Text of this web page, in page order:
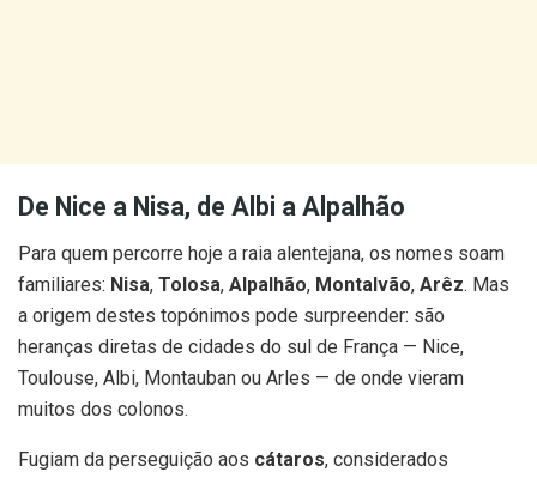
De Nice a Nisa, de Albi a Alpalhão
Para quem percorre hoje a raia alentejana, os nomes soam
familiares: Nisa, Tolosa, Alpalhão, Montalvão, Arêz. Mas
a origem destes topónimos pode surpreender: são
heranças diretas de cidades do sul de França — Nice,
Toulouse, Albi, Montauban ou Arles — de onde vieram
muitos dos colonos.
Fugiam da perseguição aos cátaros, considerados